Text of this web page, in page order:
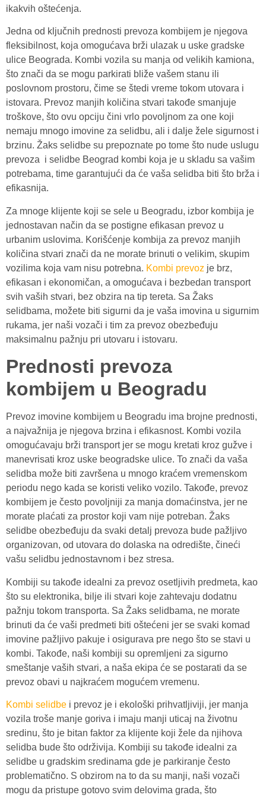
ikakvih oštećenja.
Jedna od ključnih prednosti prevoza kombijem je njegova
fleksibilnost, koja omogućava brži ulazak u uske gradske
ulice Beograda. Kombi vozila su manja od velikih kamiona,
što znači da se mogu parkirati bliže vašem stanu ili
poslovnom prostoru, čime se štedi vreme tokom utovara i
istovara. Prevoz manjih količina stvari takođe smanjuje
troškove, što ovu opciju čini vrlo povoljnom za one koji
nemaju mnogo imovine za selidbu, ali i dalje žele sigurnost i
brzinu. Žaks selidbe su prepoznate po tome što nude uslugu
prevoza i selidbe Beograd kombi koja je u skladu sa vašim
potrebama, time garantujući da će vaša selidba biti što brža i
efikasnija.
Za mnoge klijente koji se sele u Beogradu, izbor kombija je
jednostavan način da se postigne efikasan prevoz u
urbanim uslovima. Korišćenje kombija za prevoz manjih
količina stvari znači da ne morate brinuti o velikim, skupim
vozilima koja vam nisu potrebna. Kombi prevoz je brz,
efikasan i ekonomičan, a omogućava i bezbedan transport
svih vaših stvari, bez obzira na tip tereta. Sa Žaks
selidbama, možete biti sigurni da je vaša imovina u sigurnim
rukama, jer naši vozači i tim za prevoz obezbeđuju
maksimalnu pažnju pri utovaru i istovaru.
Prednosti prevoza
kombijem u Beogradu
Prevoz imovine kombijem u Beogradu ima brojne prednosti,
a najvažnija je njegova brzina i efikasnost. Kombi vozila
omogućavaju brži transport jer se mogu kretati kroz gužve i
manevrisati kroz uske beogradske ulice. To znači da vaša
selidba može biti završena u mnogo kraćem vremenskom
periodu nego kada se koristi veliko vozilo. Takođe, prevoz
kombijem je često povoljniji za manja domaćinstva, jer ne
morate plaćati za prostor koji vam nije potreban. Žaks
selidbe obezbeđuju da svaki detalj prevoza bude pažljivo
organizovan, od utovara do dolaska na odredište, čineći
vašu selidbu jednostavnom i bez stresa.
Kombiji su takođe idealni za prevoz osetljivih predmeta, kao
što su elektronika, bilje ili stvari koje zahtevaju dodatnu
pažnju tokom transporta. Sa Žaks selidbama, ne morate
brinuti da će vaši predmeti biti oštećeni jer se svaki komad
imovine pažljivo pakuje i osigurava pre nego što se stavi u
kombi. Takođe, naši kombiji su opremljeni za sigurno
smeštanje vaših stvari, a naša ekipa će se postarati da se
prevoz obavi u najkraćem mogućem vremenu.
Kombi selidbe i prevoz je i ekološki prihvatljiviji, jer manja
vozila troše manje goriva i imaju manji uticaj na životnu
sredinu, što je bitan faktor za klijente koji žele da njihova
selidba bude što održivija. Kombiji su takođe idealni za
selidbe u gradskim sredinama gde je parkiranje često
problematično. S obzirom na to da su manji, naši vozači
mogu da pristupe gotovo svim delovima grada, što